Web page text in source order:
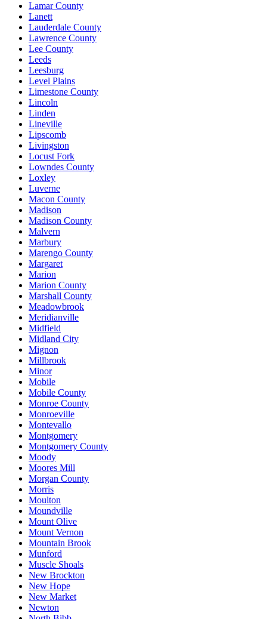
Lamar County
Lanett
Lauderdale County
Lawrence County
Lee County
Leeds
Leesburg
Level Plains
Limestone County
Lincoln
Linden
Lineville
Lipscomb
Livingston
Locust Fork
Lowndes County
Loxley
Luverne
Macon County
Madison
Madison County
Malvern
Marbury
Marengo County
Margaret
Marion
Marion County
Marshall County
Meadowbrook
Meridianville
Midfield
Midland City
Mignon
Millbrook
Minor
Mobile
Mobile County
Monroe County
Monroeville
Montevallo
Montgomery
Montgomery County
Moody
Moores Mill
Morgan County
Morris
Moulton
Moundville
Mount Olive
Mount Vernon
Mountain Brook
Munford
Muscle Shoals
New Brockton
New Hope
New Market
Newton